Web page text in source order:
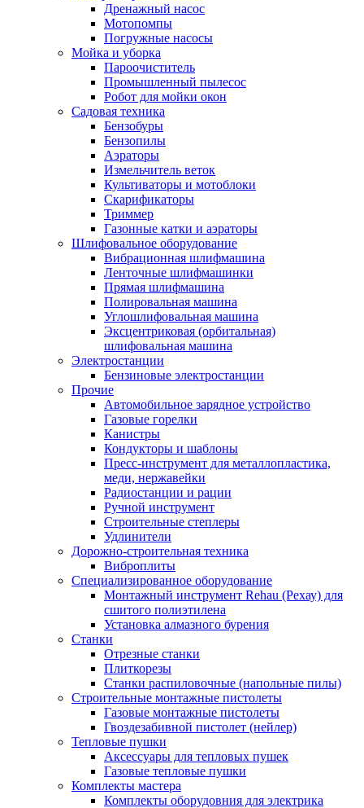
Дренажный насос
Мотопомпы
Погружные насосы
Мойка и уборка
Пароочиститель
Промышленный пылесос
Робот для мойки окон
Садовая техника
Бензобуры
Бензопилы
Аэраторы
Измельчитель веток
Культиваторы и мотоблоки
Скарификаторы
Триммер
Газонные катки и аэраторы
Шлифовальное оборудование
Вибрационная шлифмашина
Ленточные шлифмашинки
Прямая шлифмашина
Полировальная машина
Углошлифовальная машина
Эксцентриковая (орбитальная)
шлифовальная машина
Электростанции
Бензиновые электростанции
Прочие
Автомобильное зарядное устройство
Газовые горелки
Канистры
Кондукторы и шаблоны
Пресс-инструмент для металлопластика,
меди, нержавейки
Радиостанции и рации
Ручной инструмент
Строительные степлеры
Удлинители
Дорожно-строительная техника
Виброплиты
Специализированное оборудование
Монтажный инструмент Rehau (Рехау) для
сшитого полиэтилена
Установка алмазного бурения
Станки
Отрезные станки
Плиткорезы
Станки распиловочные (напольные пилы)
Строительные монтажные пистолеты
Газовые монтажные пистолеты
Гвоздезабивной пистолет (нейлер)
Тепловые пушки
Аксессуары для тепловых пушек
Газовые тепловые пушки
Комплекты мастера
Комплекты оборудовния для электрика